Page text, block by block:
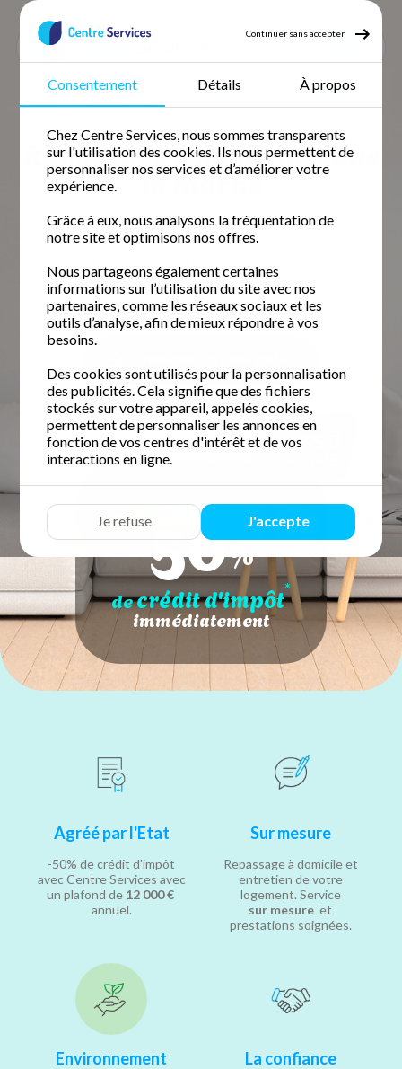
Continuer sans accepter
Consentement Détails À propos
Chez Centre Services, nous sommes transparents
sur l'utilisation des cookies. Ils nous permettent de
personnaliser nos services et d’améliorer votre
expérience.
Grâce à eux, nous analysons la fréquentation de
notre site et optimisons nos offres.
Nous partageons également certaines
informations sur l’utilisation du site avec nos
partenaires, comme les réseaux sociaux et les
outils d’analyse, afin de mieux répondre à vos
besoins.
Des cookies sont utilisés pour la personnalisation
des publicités. Cela signifie que des fichiers
stockés sur votre appareil, appelés cookies,
permettent de personnaliser les annonces en
fonction de vos centres d'intérêt et de vos
interactions en ligne.
Je refuse J'accepte
Repassage La Marne
Repassage à domicile dans
la Marne
Retrouvez votre temps libre avec une femme de
de crédit d'impôt immédiatpour un domicile
impeccable.
Profitez de
50%
decrédit d'impôt*
immédiatement
Agréé par l'Etat
-50% de crédit d'impôt
avec Centre Services avec
un plafond de 12 000 €
annuel.
Sur mesure
Repassage à domicile et
entretien de votre
logement. Service
sur mesure et
prestations soignées.
Environnement La confiance